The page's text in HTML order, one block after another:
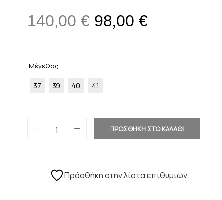
140,00€ 98,00 €
Μέγεθος
37 39 40 41
ΠΡΟΣΘΗΚΗ ΣΤΟ ΚΑΛΑΘΙ
Πρόσθήκη στην λίστα επιθυμιών